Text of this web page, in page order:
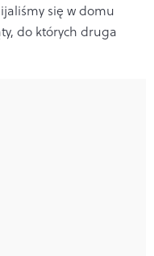
się w domu
do których druga